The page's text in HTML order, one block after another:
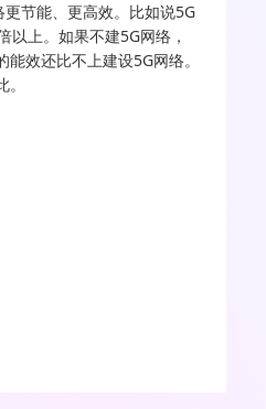
节能、更高效。比如说5G
以上。如果不建5G网络，
效还比不上建设5G网络。